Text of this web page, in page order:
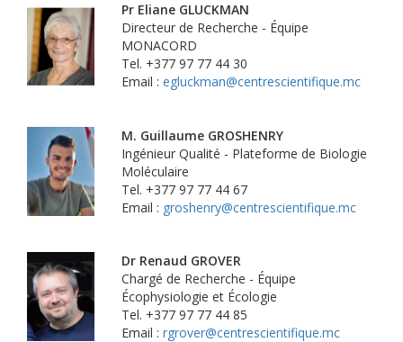
Pr Eliane GLUCKMAN
Directeur de Recherche - Équipe
MONACORD
Tel. +377 97 77 44 30
Email : egluckman@centrescientifique.mc
M. Guillaume GROSHENRY
Ingénieur Qualité - Plateforme de Biologie
Moléculaire
Tel. +377 97 77 44 67
Email : groshenry@centrescientifique.mc
Dr Renaud GROVER
Chargé de Recherche - Équipe
Écophysiologie et Écologie
Tel. +377 97 77 44 85
Email : rgrover@centrescientifique.mc